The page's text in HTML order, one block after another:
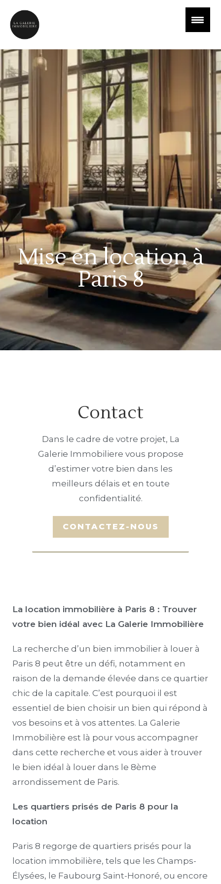
Mise en location à
Paris 8
Contact
Dans le cadre de votre projet, La
Galerie Immobiliere vous propose
d’estimer votre bien dans les
meilleurs délais et en toute
confidentialité.
La location immobilière à Paris 8 : Trouver
votre bien idéal avec La Galerie Immobilière
La recherche d’un bien immobilier à louer à
Paris 8 peut être un défi, notamment en
raison de la demande élevée dans ce quartier
chic de la capitale. C’est pourquoi il est
essentiel de bien choisir un bien qui répond à
vos besoins et à vos attentes. La Galerie
Immobilière est là pour vous accompagner
dans cette recherche et vous aider à trouver
le bien idéal à louer dans le 8ème
arrondissement de Paris.
Les quartiers prisés de Paris 8 pour la
location
Paris 8 regorge de quartiers prisés pour la
location immobilière, tels que les Champs-
Élysées, le Faubourg Saint-Honoré, ou encore